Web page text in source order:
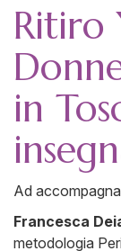
Ritiro
in
Ad
Francesca
metodologia